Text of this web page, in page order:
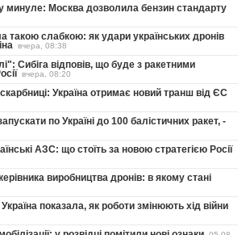
минуле: Москва дозволила бензин стандарту
такою слабкою: як удари українських дронів
вчера, 08:38
Сибіга відповів, що буде з ракетними
вчера, 08:20
скарбниці: Україна отримає новий транш від ЄС
по Україні до 100 балістичних ракет, -
АЗС: що стоїть за новою стратегією Росії
виробництва дронів: в якому стані
показала, як роботи змінюють хід війни